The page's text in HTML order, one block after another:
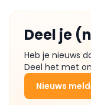
Deel je
Heb je nieuws
Deel het met
Nieuws